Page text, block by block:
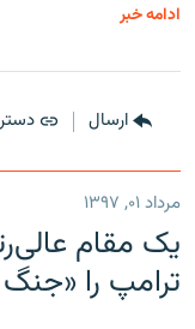
ادامه خبر
ارسال
مرداد ۰۱, ۱۳۹۷
یک مقام
ترامپ را